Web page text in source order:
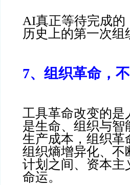
AI真正等待完成的
历史上的第一次组
7、组织革命，
工具革命改变的是
是生命、组织与
生产成本，组织革
组织熵增异化、不
计划之间、资本主
命运。